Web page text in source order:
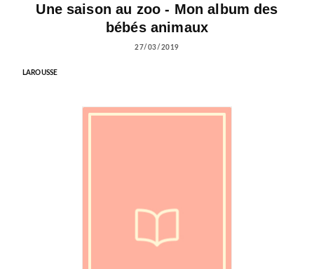
Une saison au zoo - Mon album des
bébés animaux
27/03/2019
LAROUSSE